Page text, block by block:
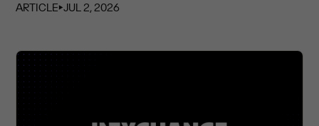
ARTICLE⏵JUL 2, 2026